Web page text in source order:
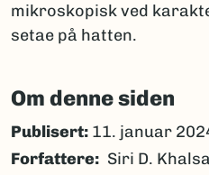
mikroskopisk ved
setae på hatten.
Om denne siden
Publisert: 11. januar
Forfattere
Siri D. Khalsa